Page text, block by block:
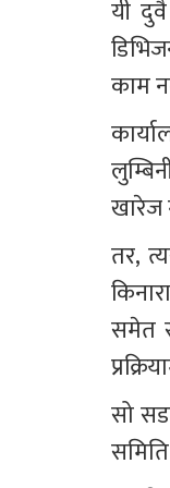
यी
काम
खारेज
तर,
समेत
सो